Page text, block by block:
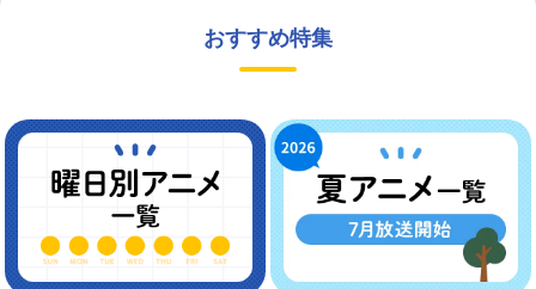
おすすめ特集